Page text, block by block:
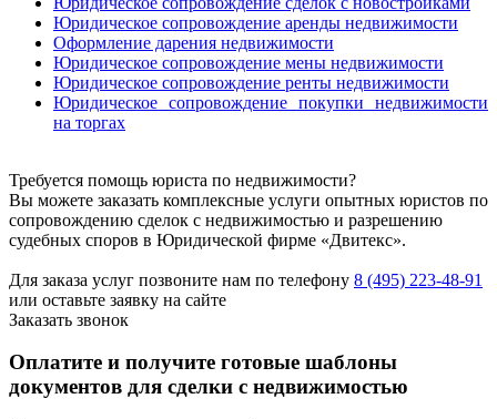
Юридическое сопровождение аренды недвижимости
Оформление дарения недвижимости
Юридическое сопровождение мены недвижимости
Юридическое сопровождение ренты недвижимости
Юридическое сопровождение покупки недвижимости
на торгах
Требуется помощь юриста по недвижимости?
Вы можете заказать комплексные услуги опытных юристов по
сопровождению сделок с недвижимостью и разрешению
судебных споров в Юридической фирме «Двитекс».
Для заказа услуг позвоните нам по телефону 8 (495) 223-48-91
или оставьте заявку на сайте
Заказать звонок
Оплатите и получите готовые шаблоны
документов для сделки с недвижимостью